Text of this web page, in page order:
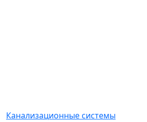
Канализационные системы